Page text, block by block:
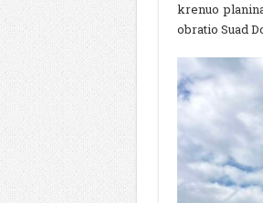
krenuo
obratio Suad